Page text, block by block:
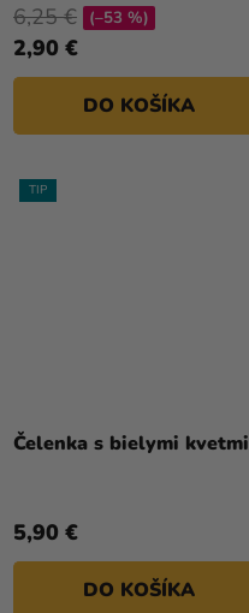
2,90 €
6,25 € (–53 %)
DO KOŠÍKA
TIP
Čelenka s bielymi kvetmi
5,90 €
DO KOŠÍKA